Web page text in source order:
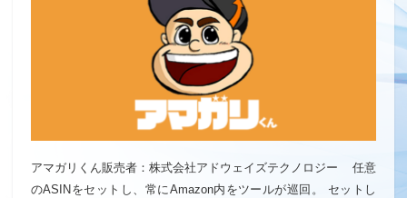
アマガリくん販売者：株式会社アドウェイズテクノロジー 任意
のASINをセットし、常にAmazon内をツールが巡回。 セットし